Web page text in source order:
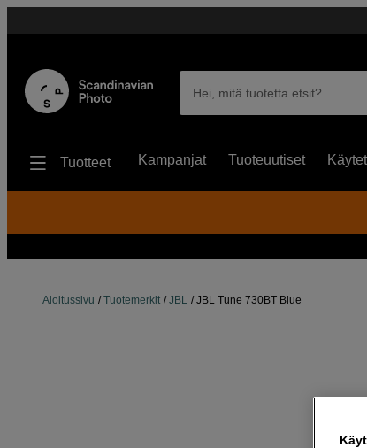
Hei, mitä tuotetta etsit?
Tuotteet Kampanjat Tuoteuutiset
Aloitussivu Tuotemerkit JBL JBL Tune 730BT Blue